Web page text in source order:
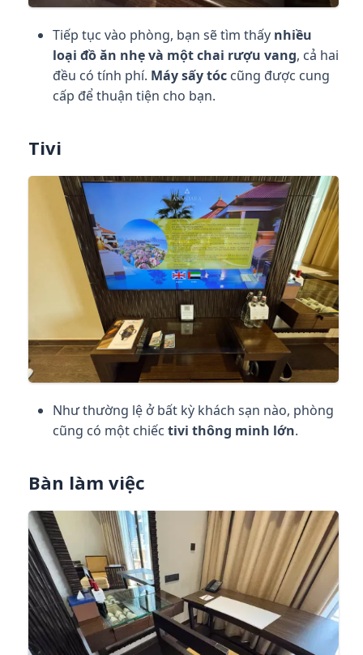
Tiếp tục vào phòng, bạn sẽ tìm thấy nhiều
loại đồ ăn nhẹ và một chai rượu vang, cả hai
đều có tính phí. Máy sấy tóccũng được cung
cấp để thuận tiện cho bạn.
Tivi
Như thường lệ ở bất kỳ khách sạn nào, phòng
cũng có một chiếc tivi thông minh lớn.
Bàn làm việc